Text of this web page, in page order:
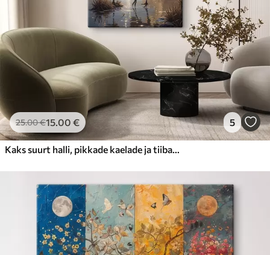
25.00€15.00 € 5
Kaks suurt halli, pikkade kaelade ja tiibadega kraanat, mis seisavad puudest ümbritsetud udujärves